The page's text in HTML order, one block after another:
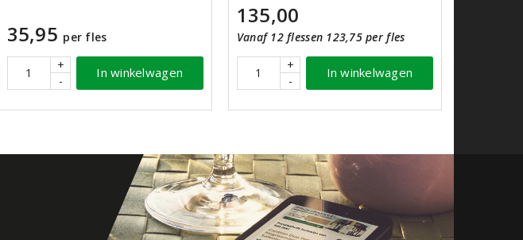
35,95 per fles
+
-
In winkelwagen
135,00
Vanaf 12 flessen 123,75 per fles
+
-
In winkelwagen